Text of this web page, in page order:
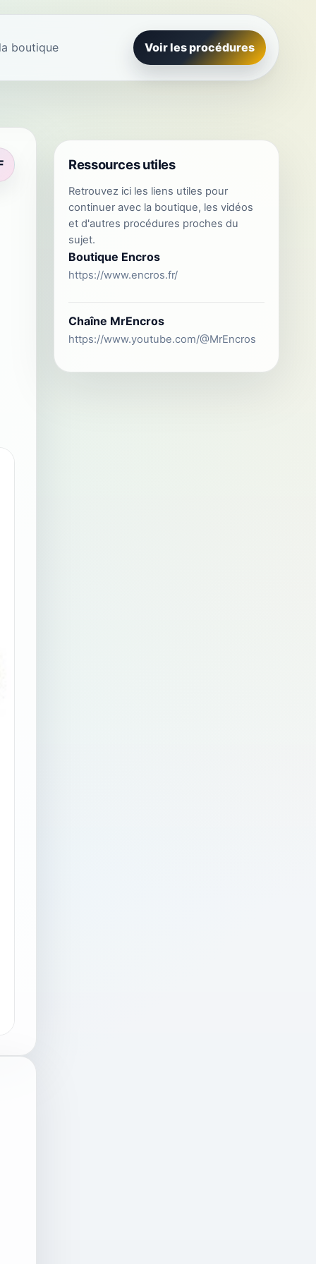
boutique Voir les procédures
Ressources utiles
Retrouvez ici les liens utiles pour
continuer avec la boutique, les vidéos
et d'autres procédures proches du
sujet.
Boutique Encros
https://www.encros.fr/
Chaîne MrEncros
https://www.youtube.com/@MrEncros